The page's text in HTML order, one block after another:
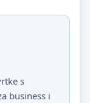
s
business i